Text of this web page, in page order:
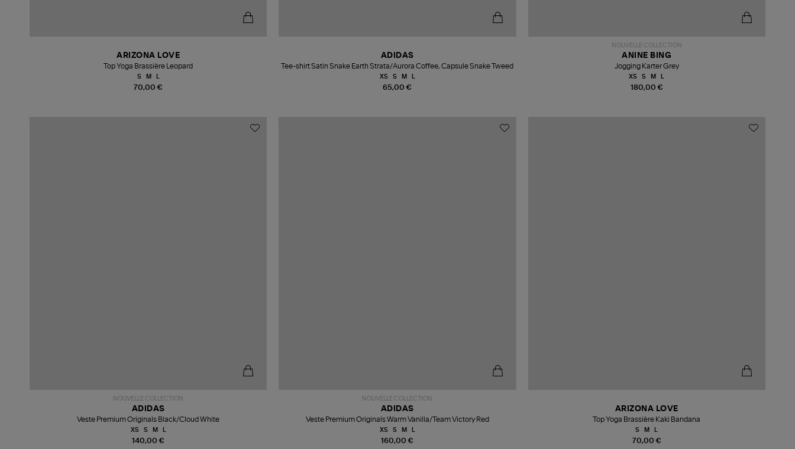
70,00 €
ARIZONA LOVE
Top Yoga Brassière Leopard
S M
65,00 €
ADIDAS
Tee-shirt Satin Snake Earth Strata/Aurora Coffee, Capsule Snake Tweed
XS S M
NOUVELLE COLLECTION
180,00 €
ANINE BING
Jogging Karter Grey
XS S M
NOUVELLE COLLECTION
140,00 €
ADIDAS
Veste Premium Originals Black/Cloud White
XS S M
NOUVELLE COLLECTION
160,00 €
ADIDAS
Veste Premium Originals Warm Vanilla/Team Victory Red
XS S M
70,00 €
ARIZONA LOVE
Top Yoga Brassière Kaki Bandana
S M